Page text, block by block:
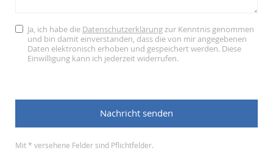
Ja, ich habe die Datenschutzerklärungzur Kenntnis genommen
und bin damit einverstanden, dass die von mir angegebenen
Daten elektronisch erhoben und gespeichert werden. Diese
Einwilligung kann ich jederzeit widerrufen.
Mit * versehene Felder sind Pflichtfelder.